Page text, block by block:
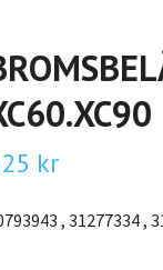
kr
, 31277334 ,